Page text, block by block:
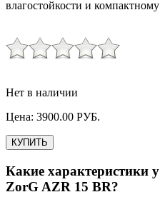
влагостойкости и компактному
Нет в наличии
Цена: 3900.00 РУБ.
КУПИТЬ
Какие характеристики у
ZorG AZR 15 BR?